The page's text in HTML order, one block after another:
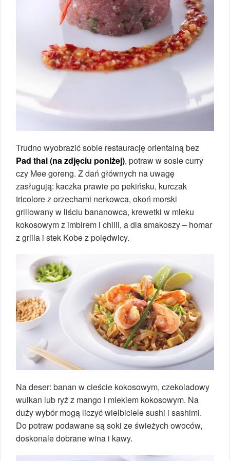
Trudno wyobrazić sobie restaurację orientalną bez
Pad thai (na zdjęciu poniżej), potraw w sosie curry
czy Mee goreng. Z dań głównych na uwagę
zasługują: kaczka prawie po pekińsku, kurczak
tricolore z orzechami nerkowca, okoń morski
grillowany w liściu bananowca, krewetki w mleku
kokosowym z imbirem i chilli, a dla smakoszy – homar
z grilla i stek Kobe z polędwicy.
Na deser: banan w cieście kokosowym, czekoladowy
wulkan lub ryż z mango i mlekiem kokosowym. Na
duży wybór mogą liczyć wielbiciele sushi i sashimi.
Do potraw podawane są soki ze świeżych owoców,
doskonale dobrane wina i kawy.